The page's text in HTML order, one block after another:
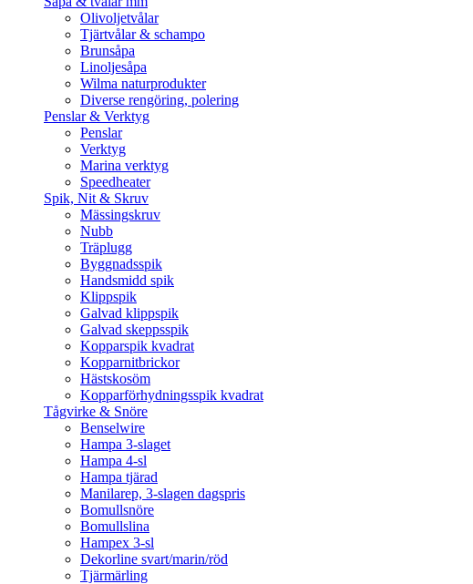
Olivoljetvålar
Tjärtvålar & schampo
Brunsåpa
Linoljesåpa
Wilma naturprodukter
Diverse rengöring, polering
Penslar & Verktyg
Penslar
Verktyg
Marina verktyg
Speedheater
Spik, Nit & Skruv
Mässingskruv
Nubb
Träplugg
Byggnadsspik
Handsmidd spik
Klippspik
Galvad klippspik
Galvad skeppsspik
Kopparspik kvadrat
Kopparnitbrickor
Hästskosöm
Kopparförhydningsspik kvadrat
Tågvirke & Snöre
Benselwire
Hampa 3-slaget
Hampa 4-sl
Hampa tjärad
Manilarep, 3-slagen dagspris
Bomullsnöre
Bomullslina
Hampex 3-sl
Dekorline svart/marin/röd
Tjärmärling